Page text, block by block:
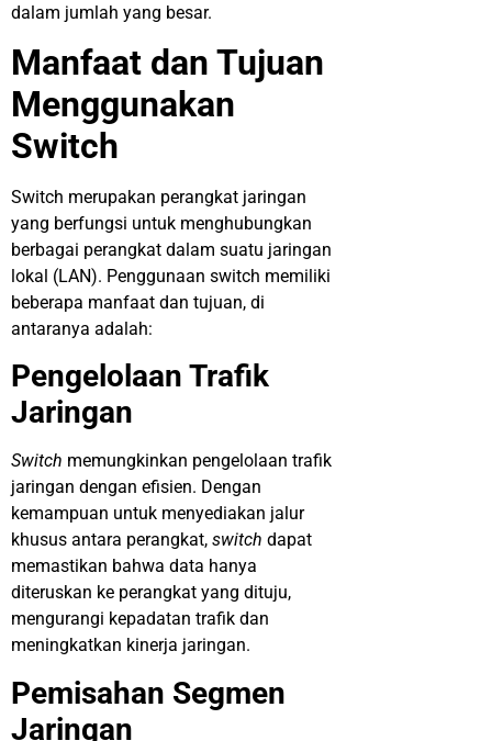
dalam jumlah yang besar.
Manfaat dan Tujuan
Menggunakan
Switch
Switch merupakan perangkat jaringan
yang berfungsi untuk menghubungkan
berbagai perangkat dalam suatu jaringan
lokal (LAN). Penggunaan switch memiliki
beberapa manfaat dan tujuan, di
antaranya adalah:
Pengelolaan Trafik
Jaringan
Switch memungkinkan pengelolaan trafik
jaringan dengan efisien. Dengan
kemampuan untuk menyediakan jalur
khusus antara perangkat, switch dapat
memastikan bahwa data hanya
diteruskan ke perangkat yang dituju,
mengurangi kepadatan trafik dan
meningkatkan kinerja jaringan.
Pemisahan Segmen
Jaringan